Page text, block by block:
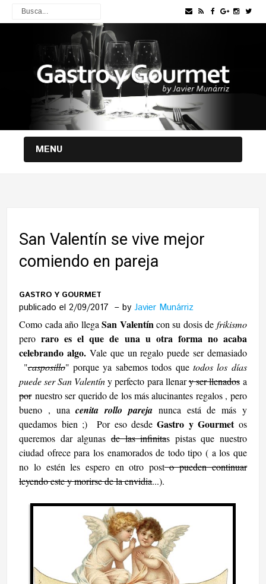
MENU
San Valentín se vive mejor
comiendo en pareja
GASTRO Y GOURMET
publicado el 2/09/2017 byJavier Munárriz
Como cada año llegaSan Valentín con su dosis de frikismo
peroraro es el que de una u otra forma no acaba
celebrando algo. Vale que un regalo puede ser demasiado
"casposillo" porque ya sabemos todos quetodos los días
puede ser San Valentíny perfecto para llenary ser llenadosa
pornuestro ser querido de los más alucinantes regalos , pero
bueno , unacenita rollo pareja nunca está de más y
quedamos bien ;)Por eso desdeGastro y Gourmetos
queremos dar algunas de las infinitas pistas que nuestro
ciudad ofrece para los enamorados de todo tipo ( a los que
no lo estén les espero en otro posto pueden continuar
leyendo este y morirse de la envidia...).